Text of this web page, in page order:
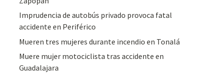
Imprudencia de autobús privado provoca fatal
accidente en Periférico
Mueren tres mujeres durante incendio en Tonalá
Muere mujer motociclista tras accidente en
Guadalajara